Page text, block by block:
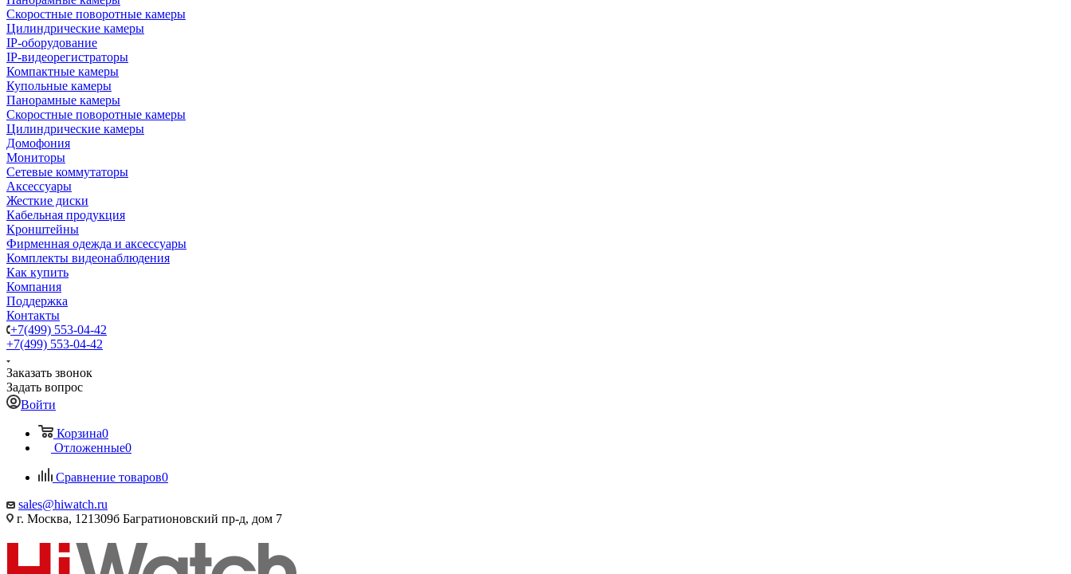
Скоростные поворотные камеры
Цилиндрические камеры
IP-оборудование
IP-видеорегистраторы
Компактные камеры
Купольные камеры
Панорамные камеры
Скоростные поворотные камеры
Цилиндрические камеры
Домофония
Мониторы
Сетевые коммутаторы
Аксессуары
Жесткие диски
Кабельная продукция
Кронштейны
Фирменная одежда и аксессуары
Комплекты видеонаблюдения
Как купить
Компания
Поддержка
Контакты
+7(499) 553-04-42
+7(499) 553-04-42
Заказать звонок
Задать вопрос
Войти
Корзина0
Отложенные0
Сравнение товаров0
sales@hiwatch.ru
г. Москва, 121309б Багратионовский пр-д, дом 7